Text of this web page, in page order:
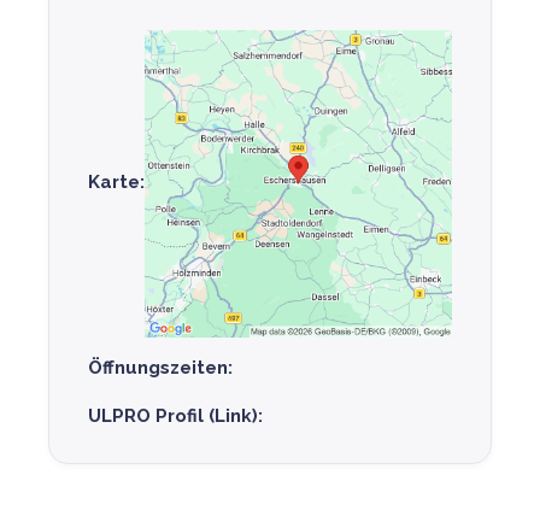
Karte:
Öffnungszeiten:
ULPRO Profil (Link):